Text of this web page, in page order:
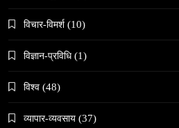
संस्कृति
विचार-विमर्श (10)
विज्ञान-प्रविधि (1)
विश्व (48)
व्यापार-व्यवसाय (37)